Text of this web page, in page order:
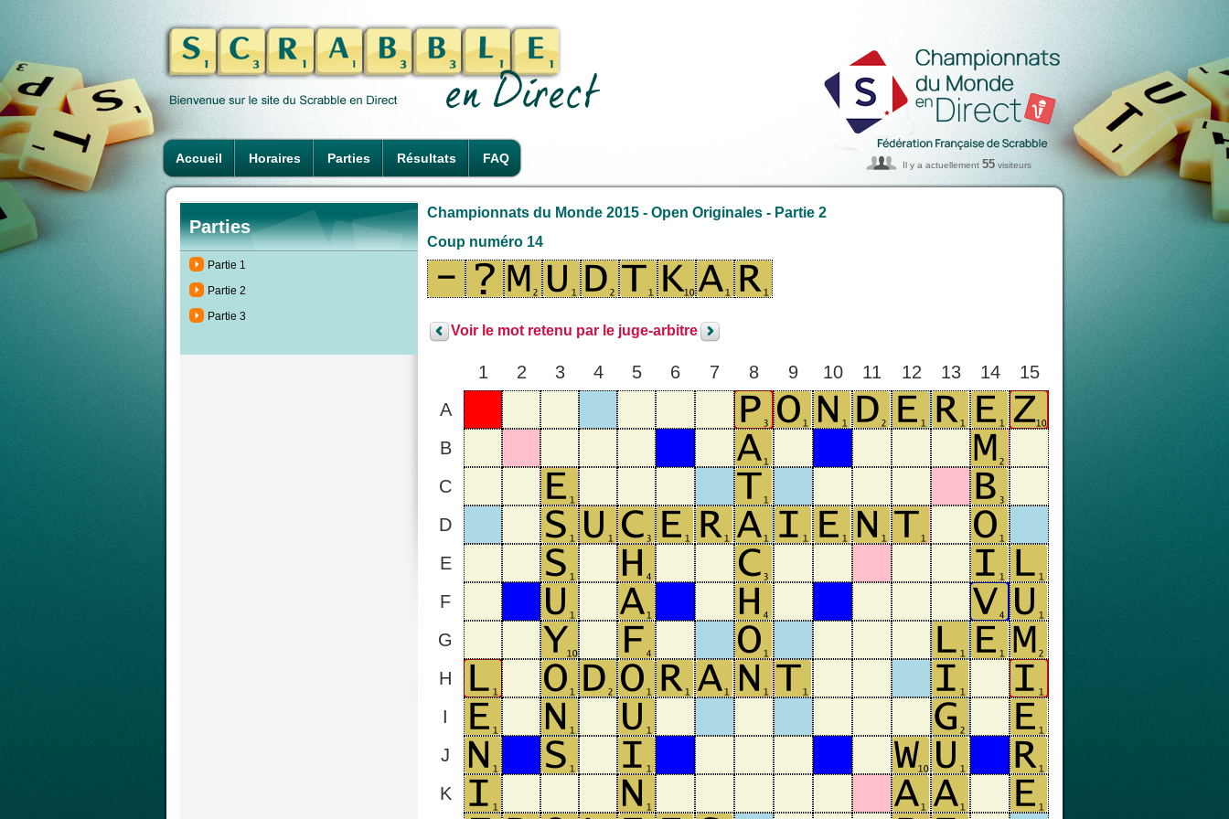
Accueil Horaires Parties Résultats FAQ Il y a actuellement 55 visiteurs
Parties
Partie 1
Partie 2
Partie 3
Championnats du Monde 2015 - Open Originales - Partie 2
Coup numéro 14
Voir le mot retenu par le juge-arbitre
1 2 3 4 5 6 7 8 9 10 11 12 13 14
15
A
B
C
D
E
F
G
H
I
J
K